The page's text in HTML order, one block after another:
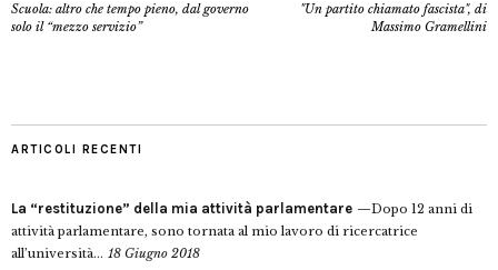
Scuola: altro che tempo pieno, dal governo
solo il “mezzo servizio”
"Un partito chiamato fascista", di
Massimo Gramellini
ARTICOLI RECENTI
La “restituzione” della mia attività parlamentare
Dopo 12 anni di
attività parlamentare, sono tornata al mio lavoro di ricercatrice
all’università... 18 Giugno 2018